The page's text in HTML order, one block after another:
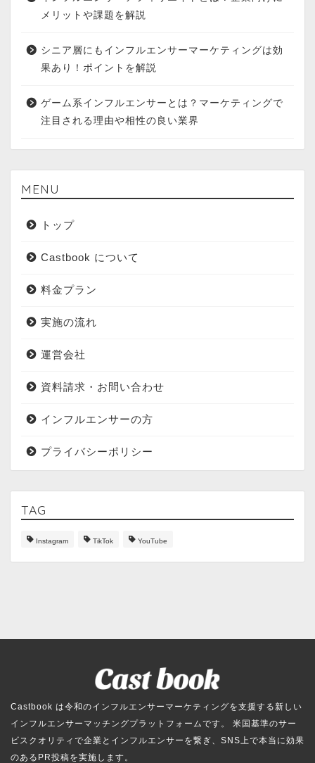
メリットや課題を解説
シニア層にもインフルエンサーマーケティングは効
果あり！ポイントを解説
ゲーム系インフルエンサーとは？マーケティングで
注目される理由や相性の良い業界
MENU
トップ
Castbook について
料金プラン
実施の流れ
運営会社
資料請求・お問い合わせ
インフルエンサーの方
プライバシーポリシー
TAG
Instagram TikTok YouTube
Castbook は令和のインフルエンサーマーケティングを支援する新しい
インフルエンサーマッチングプラットフォームです。 米国基準のサー
ビスクオリティで企業とインフルエンサーを繋ぎ、SNS上で本当に効果
のあるPR投稿を実施します。